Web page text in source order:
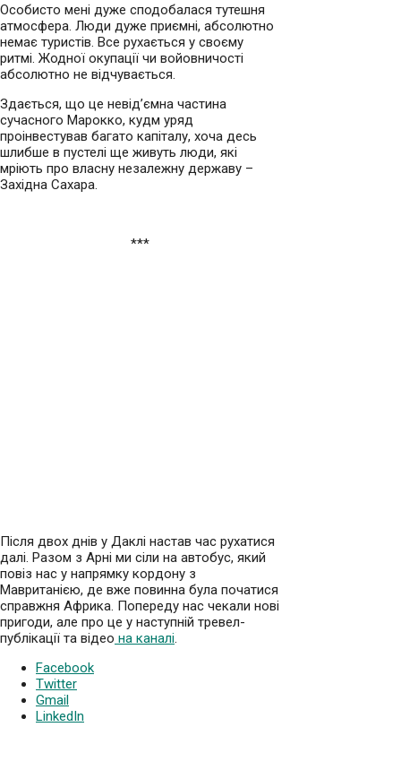
Особисто мені дуже сподобалася тутешня
атмосфера. Люди дуже приємні, абсолютно
немає туристів. Все рухається у своєму
ритмі. Жодної окупації чи войовничості
абсолютно не відчувається.
Здається, що це невід’ємна частина
сучасного Марокко, кудм уряд
проінвестував багато капіталу, хоча десь
шлибше в пустелі ще живуть люди, які
мріють про власну незалежну державу –
Західна Сахара.
***
Після двох днів у Даклі настав час рухатися
далі. Разом з Арні ми сіли на автобус, який
повіз нас у напрямку кордону з
Мавританією, де вже повинна була початися
справжня Африка. Попереду нас чекали нові
пригоди, але про це у наступній тревел-
публікації та відео на каналі.
Facebook
Twitter
Gmail
LinkedIn